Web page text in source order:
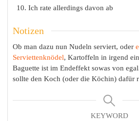
Ich rate allerdings davon ab
Notizen
Ob man dazu nun Nudeln serviert, oder
Serviettenknödel, Kartoffeln in irgend
Baguette ist im Endeffekt sowas von
sollte den Koch (oder die Köchin) dafür
KEYWORD